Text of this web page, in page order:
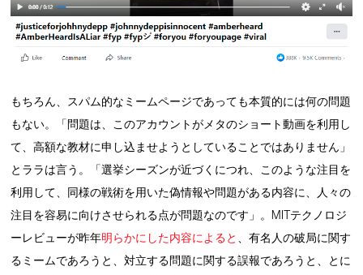
もちろん、スパム的なミームページであっても本質的には何の問題
もない。「問題は、このアカウントがメタのショート動画を利用し
て、高額な教材に申し込ませようとしていることではありません」
とララは言う。「選挙シーズンが近づくにつれ、このような注目を
利用して、同様の戦術を用いた偽情報や問題がある内容に、人々の
注目を容易に向けさせられる点が問題なのです」。MITテクノロジ
ーレビューが昨年明らかにした内容によると
、有名人の破局に関す
るミームであろうと、対立する問題に関する誤報であろうと、とに